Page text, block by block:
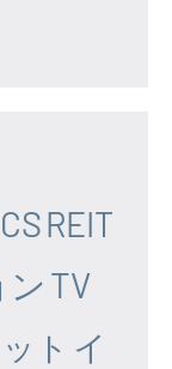
CSREIT
TV
ト イ